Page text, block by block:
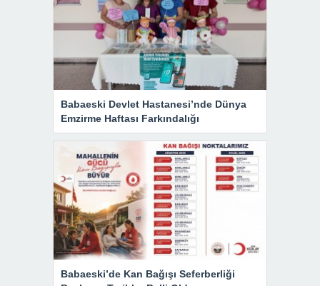
Babaeski Devlet Hastanesi’nde Dünya
Emzirme Haftası Farkındalığı
Babaeski’de Kan Bağışı Seferberliği